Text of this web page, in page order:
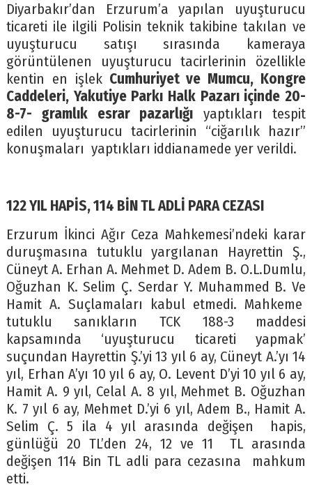
Diyarbakır’dan Erzurum’a yapılan uyuşturucu
ticareti ile ilgili Polisin teknik takibine takılan ve
uyuşturucu satışı sırasında kameraya
görüntülenen uyuşturucu tacirlerinin özellikle
kentin en işlekCumhuriyet ve Mumcu, Kongre
Caddeleri, Yakutiye Parkı Halk Pazarı içinde 20-
8-7- gramlık esrar pazarlığı yaptıkları tespit
edilen uyuşturucu tacirlerinin “ciğarılık hazır”
konuşmaları yaptıkları iddianamede yer verildi.
122 YIL HAPİS, 114 BİN TL ADLİ PARA CEZASI
Erzurum İkinci Ağır Ceza Mahkemesi’ndeki karar
duruşmasına tutuklu yargılanan Hayrettin Ş.,
Cüneyt A. Erhan A. Mehmet D. Adem B. O.L.Dumlu,
Oğuzhan K. Selim Ç. Serdar Y. Muhammed B. Ve
Hamit A. Suçlamaları kabul etmedi. Mahkeme
tutuklu sanıkların TCK 188-3 maddesi
kapsamında ‘uyuşturucu ticareti yapmak’
suçundan Hayrettin Ş.’yi 13 yıl 6 ay, Cüneyt A.’yı 14
yıl, Erhan A’yı 10 yıl 6 ay, O. Levent D’yi 10 yıl 6 ay,
Hamit A. 9 yıl, Celal A. 8 yıl, Mehmet B. Oğuzhan
K. 7 yıl 6 ay, Mehmet D.’yi 6 yıl, Adem B., Hamit A.
Selim Ç. 5 ila 4 yıl arasında değişen hapis,
günlüğü 20 TL’den 24, 12 ve 11 TL arasında
değişen 114 Bin TL adli para cezasına mahkum
etti.